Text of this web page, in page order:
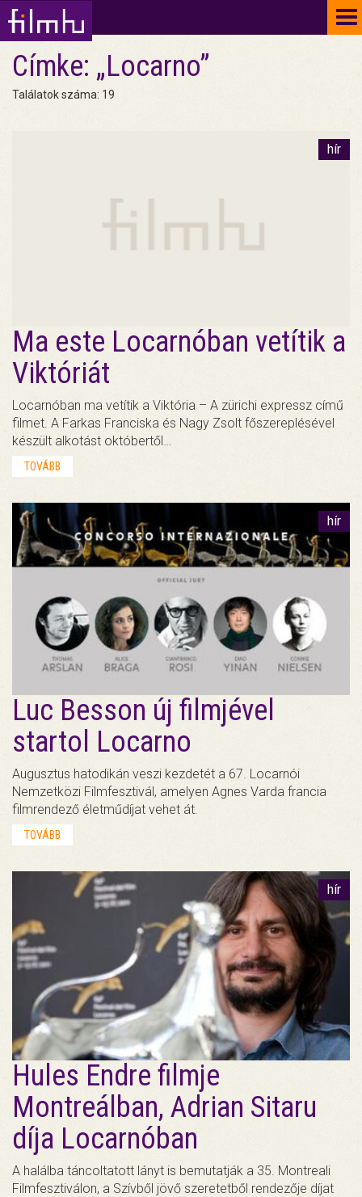
Címke: „Locarno”
Találatok száma: 19
hír
Ma este Locarnóban vetítik a
Viktóriát
Locarnóban ma vetítik a Viktória – A zürichi expressz című
filmet. A Farkas Franciska és Nagy Zsolt főszereplésével
készült alkotást októbertől…
TOVÁBB
hír
Luc Besson új filmjével
startol Locarno
Augusztus hatodikán veszi kezdetét a 67. Locarnói
Nemzetközi Filmfesztivál, amelyen Agnes Varda francia
filmrendező életműdíjat vehet át.
TOVÁBB
hír
Hules Endre filmje
Montreálban, Adrian Sitaru
díja Locarnóban
A halálba táncoltatott lányt is bemutatják a 35. Montreali
Filmfesztiválon, a Szívből jövő szeretetből rendezője díjat